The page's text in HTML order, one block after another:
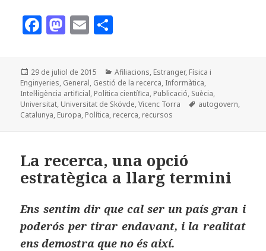
F
c
e
b
o
k
M
to
d
o
n
E
ai
l
m
p
a
rt
x
Publicat
el
29 de juliol de 2015 Categories
Afiliacions, Estranger, Física i
Enginyeries, General, Gestió de la recerca, Informàtica,
Intel·ligència artificial, Política científica, Publicació, Suècia,
Universitat, Universitat de Skövde,Vicenc Torra Etiquetes
autogovern,
Catalunya, Europa, Política, recerca, recursos
La recerca, una opció
estratègica a llarg termini
Ens sentim dir que cal ser un país gran i
poderós per tirar endavant, i la realitat
ens demostra que no és així.